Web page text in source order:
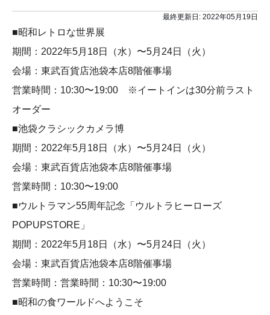
最終更新日: 2022年05月19日
■昭和レトロな世界展
期間：2022年5月18日（水）〜5月24日（火）
会場：東武百貨店池袋本店8階催事場
営業時間：10:30〜19:00 ※イートインは30分前ラスト
オーダー
■池袋クラシックカメラ博
期間：2022年5月18日（水）〜5月24日（火）
会場：東武百貨店池袋本店8階催事場
営業時間：10:30〜19:00
■ウルトラマン55周年記念「ウルトラヒーローズ
POPUPSTORE」
期間：2022年5月18日（水）〜5月24日（火）
会場：東武百貨店池袋本店8階催事場
営業時間：営業時間：10:30〜19:00
■昭和の食ワールドへようこそ